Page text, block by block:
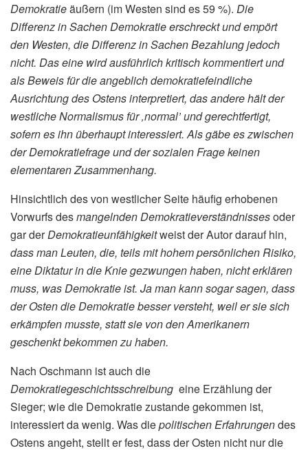
Demokratieäußern (im Westen sind es 59 %). Die
Differenz in Sachen Demokratie erschreckt und empört
den Westen, die Differenz in Sachen Bezahlung jedoch
nicht. Das eine wird ausführlich kritisch kommentiert und
als Beweis für die angeblich demokratiefeindliche
Ausrichtung des Ostens interpretiert, das andere hält der
westliche Normalismus für ‚normal’ und gerechtfertigt,
sofern es ihn überhaupt interessiert. Als gäbe es zwischen
der Demokratiefrage und der sozialen Frage keinen
elementaren Zusammenhang.
Hinsichtlich des von westlicher Seite häufig erhobenen
Vorwurfs desmangelnden Demokratieverständnissesoder
gar derDemokratieunfähigkeitweist der Autor darauf hin,
dass man Leuten, die, teils mit hohem persönlichen Risiko,
eine Diktatur in die Knie gezwungen haben, nicht erklären
muss, was Demokratie ist. Ja man kann sogar sagen, dass
der Osten die Demokratie besser versteht, weil er sie sich
erkämpfen musste, statt sie von den Amerikanern
geschenkt bekommen zu haben.
Nach Oschmann ist auch die
Demokratiegeschichtsschreibung eine Erzählung der
Sieger; wie die Demokratie zustande gekommen ist,
interessiert da wenig. Was diepolitischen Erfahrungendes
Ostens angeht, stellt er fest, dass der Osten nicht nur die